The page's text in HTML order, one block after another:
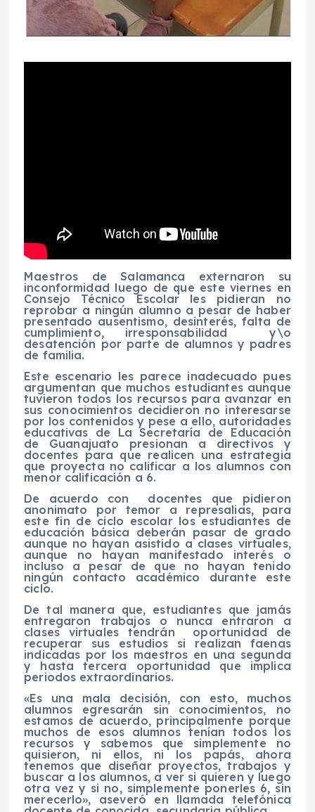
Maestros de Salamanca externaron su
inconformidad luego de que este viernes en
Consejo Técnico Escolar les pidieran no
reprobar a ningún alumno a pesar de haber
presentado ausentismo, desinterés, falta de
cumplimiento, irresponsabilidad y\o
desatención por parte de alumnos y padres
de familia.
Este escenario les parece inadecuado pues
argumentan que muchos estudiantes aunque
tuvieron todos los recursos para avanzar en
sus conocimientos decidieron no interesarse
por los contenidos y pese a ello, autoridades
educativas de La Secretaría de Educación
de Guanajuato presionan a directivos y
docentes para que realicen una estrategia
que proyecta no calificar a los alumnos con
menor calificación a 6.
De acuerdo con docentes que pidieron
anonimato por temor a represalias, para
este fin de ciclo escolar los estudiantes de
educación básica deberán pasar de grado
aunque no hayan asistido a clases virtuales,
aunque no hayan manifestado interés o
incluso a pesar de que no hayan tenido
ningún contacto académico durante este
ciclo.
De tal manera que, estudiantes que jamás
entregaron trabajos o nunca entraron a
clases virtuales tendrán oportunidad de
recuperar sus estudios si realizan faenas
indicadas por los maestros en una segunda
y hasta tercera oportunidad que implica
periodos extraordinarios.
«Es una mala decisión, con esto, muchos
alumnos egresarán sin conocimientos, no
estamos de acuerdo, principalmente porque
muchos de esos alumnos tenían todos los
recursos y sabemos que simplemente no
quisieron, ni ellos, ni los papás, ahora
tenemos que diseñar proyectos, trabajos y
buscar a los alumnos, a ver si quieren y luego
otra vez y si no, simplemente ponerles 6, sin
merecerlo», aseveró en llamada telefónica